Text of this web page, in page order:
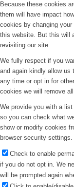
Because these cookies
them will have impact
cookies by changing
this website. But this will
revisiting our site.
We fully respect if you
and again kindly allow us
any time or opt in for
cookies we will remove
We provide you with a
so you can check what
show or modify cookies
browser security settings.
Check to enable
if you do not opt in. We
will be prompted again